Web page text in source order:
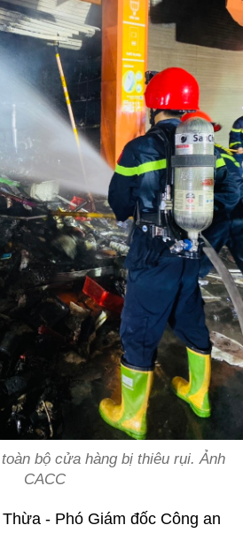
bộ cửa hàng bị thiêu rụi. Ảnh
CACC
- Phó Giám đốc Công an